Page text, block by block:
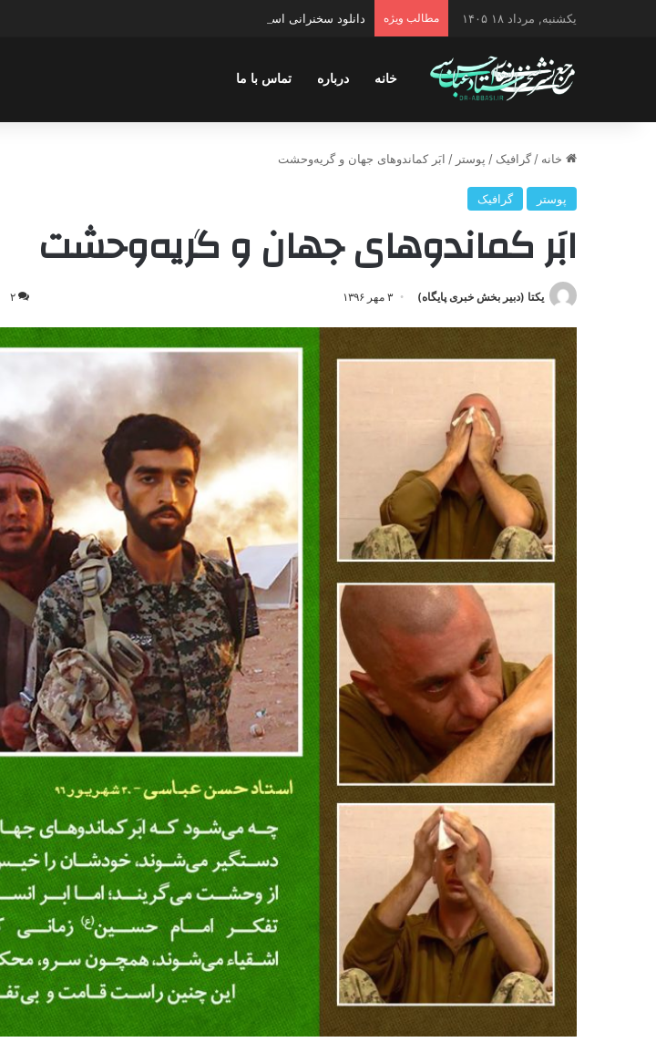
یکشنبه, مرداد ۱۸ ۱۴۰۵ مطالب ویژه دانلود سخنرانی استاد حسن عباسی با موضوع یادواره شهید ابراهیم نوروزی
خانه درباره تماس با ما
خانه / گرافیک / پوستر / ابَر کماندوهای جهان و گریه‌وحشت
پوستر گرافیک
ابَر کماندوهای جهان و گریه‌وحشت
یکتا (دبیر بخش خبری پایگاه) ۳ مهر ۱۳۹۶ ۲